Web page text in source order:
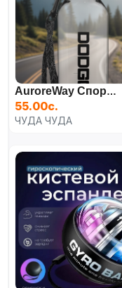
AuroreWay Спортивная Бутылка, 700 Мл
55.00с.
ЧУДА ЧУДА